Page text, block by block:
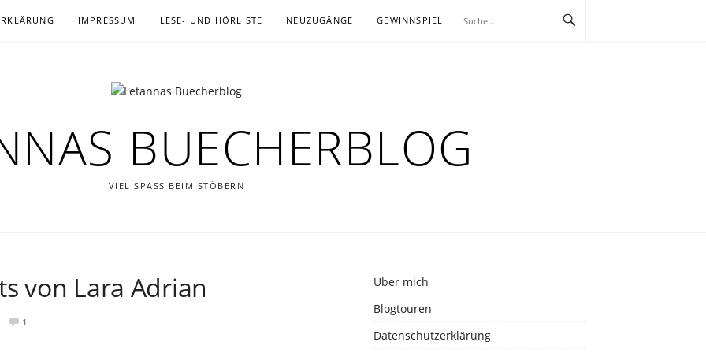
IMPRESSUM LESE- UND HÖRLISTE NEUZUGÄNGE GEWINNSPIEL
BUECHERBLOG
VIEL SPASS BEIM STÖBERN
von Lara Adrian
1
Über mich
Blogtouren
Datenschutzerklärung